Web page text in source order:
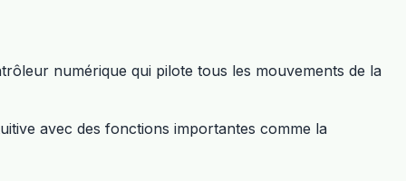
numérique qui pilote tous les mouvements de la
avec des fonctions importantes comme la